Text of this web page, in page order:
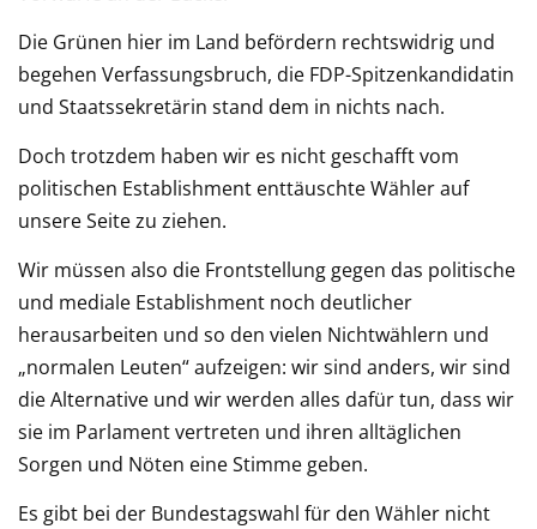
Die Grünen hier im Land befördern rechtswidrig und
begehen Verfassungsbruch, die FDP-Spitzenkandidatin
und Staatssekretärin stand dem in nichts nach.
Doch trotzdem haben wir es nicht geschafft vom
politischen Establishment enttäuschte Wähler auf
unsere Seite zu ziehen.
Wir müssen also die Frontstellung gegen das politische
und mediale Establishment noch deutlicher
herausarbeiten und so den vielen Nichtwählern und
„normalen Leuten“ aufzeigen: wir sind anders, wir sind
die Alternative und wir werden alles dafür tun, dass wir
sie im Parlament vertreten und ihren alltäglichen
Sorgen und Nöten eine Stimme geben.
Es gibt bei der Bundestagswahl für den Wähler nicht